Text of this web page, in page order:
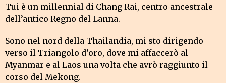
Tui è un millennial di Chang Rai, centro ancestrale
dell’antico Regno del Lanna.
Sono nel nord della Thailandia, mi sto dirigendo
verso il Triangolo d’oro, dove mi affaccerò al
Myanmar e al Laos una volta che avrò raggiunto il
corso del Mekong.